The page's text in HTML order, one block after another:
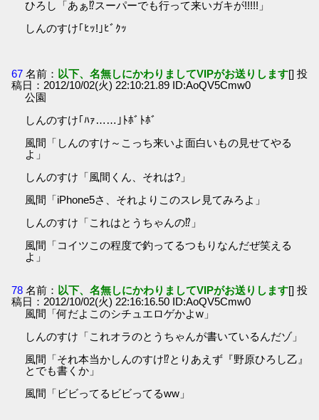
ひろし「あぁ⁉スーパーでも行って来いガキが!!!!!」
しんのすけ｢ﾋｯ!｣ﾋﾞｸｯ
67 名前： 以下、名無しにかわりましてVIPがお送りします[] 投
稿日：2012/10/02(火) 22:10:21.89 ID:AoQV5Cmw0
公園
しんのすけ｢ﾊｧ……｣ﾄﾎﾞﾄﾎﾞ
風間「しんのすけ～こっち来いよ面白いもの見せてやる
よ」
しんのすけ「風間くん、それは?」
風間「iPhone5さ、それよりこのスレ見てみろよ」
しんのすけ「これはとうちゃんの⁉」
風間「コイツこの程度で釣ってるつもりなんだぜ笑える
よ」
78 名前： 以下、名無しにかわりましてVIPがお送りします[] 投
稿日：2012/10/02(火) 22:16:16.50 ID:AoQV5Cmw0
風間「何だよこのシチュエロゲかよw」
しんのすけ「これオラのとうちゃんが書いているんだゾ」
風間「それ本当かしんのすけ⁉とりあえず『野原ひろし乙』
とでも書くか」
風間「ビビってるビビってるww」